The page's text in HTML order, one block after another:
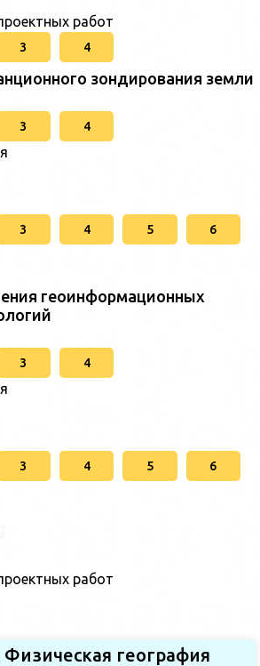
работ
3 4
зондирования земли
3 4
3 4 5 6
геоинформационных
3 4
3 4 5 6
работ
Физическая география